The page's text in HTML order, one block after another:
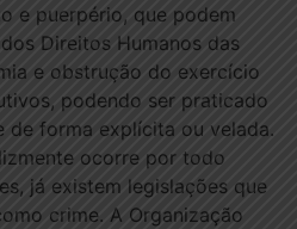
e puerpério, que podem
Direitos Humanos das
e obstrução do exercício
podendo ser praticado
de forma explícita ou velada.
ocorre por todo
já existem legislações que
crime. A Organização